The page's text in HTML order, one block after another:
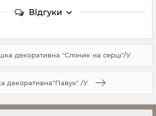
Відгуки
декоративна "Слоник на серці"/У
декоративна"Павук" /У